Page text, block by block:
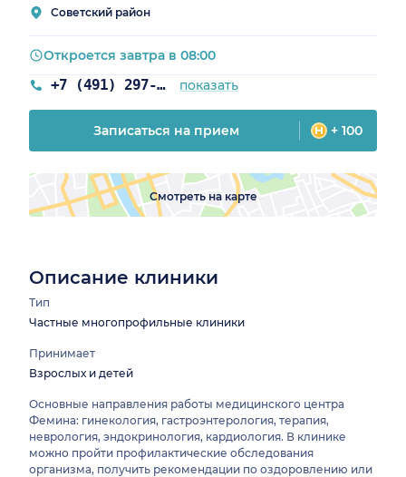
Советский район
+7 (491) 297-29-76 показать
Откроется завтра в 08:00
Записаться на прием + 100
Смотреть на карте
Описание клиники
Тип
Частные многопрофильные клиники
Принимает
Взрослых и детей
Основные направления работы медицинского центра
Фемина: гинекология, гастроэнтерология, терапия,
неврология, эндокринология, кардиология. В клинике
можно пройти профилактические обследования
организма, получить рекомендации по оздоровлению или